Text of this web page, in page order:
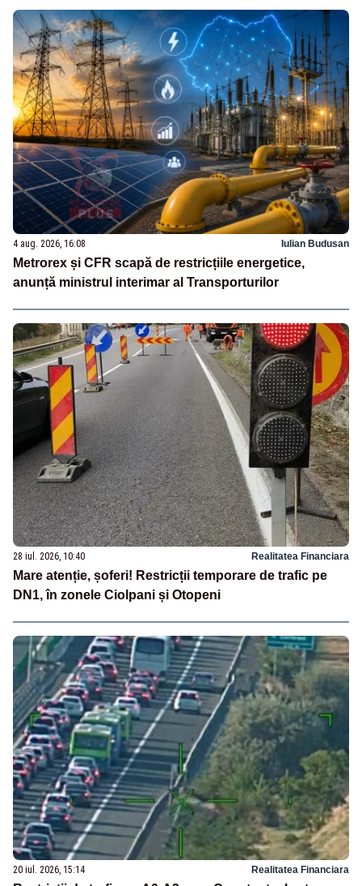
4 aug. 2026, 16:08 Iulian Budusan
Metrorex și CFR scapă de restricțiile energetice,
anunță ministrul interimar al Transporturilor
28 iul. 2026, 10:40 Realitatea Financiara
Mare atenție, șoferi! Restricții temporare de trafic pe
DN1, în zonele Ciolpani și Otopeni
20 iul. 2026, 15:14 Realitatea Financiara